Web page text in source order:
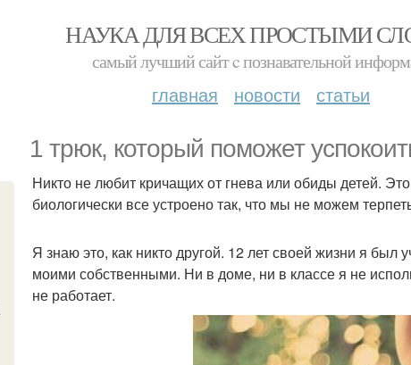
НАУКА ДЛЯ ВСЕХ ПРОСТЫМИ
самый лучший сайт c познавательной
главная новости статьи
1 трюк, который поможет
Никто не любит кричащих от гнева или обиды детей.
биологически все устроено так, что мы не можем
Я знаю это, как никто другой. 12 лет своей жизни я
моими собственными. Ни в доме, ни в классе я не
не работает.